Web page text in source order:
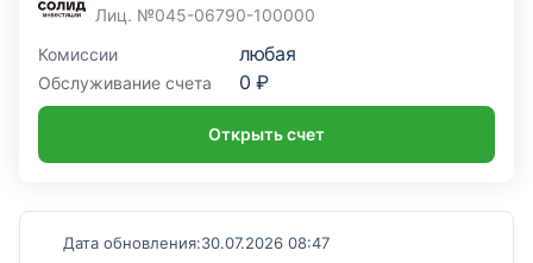
Лиц. №045-06790-100000
Комиссии
любая
Обслуживание счета 0 ₽
Открыть счет
Дата обновления:30.07.2026 08:47